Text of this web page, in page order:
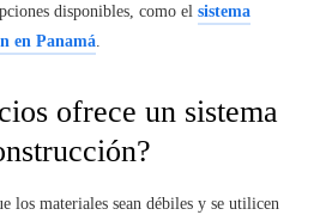
disponibles, como el sistema
en Panamá
ofrece un sistema
los materiales sean débiles y se utilicen